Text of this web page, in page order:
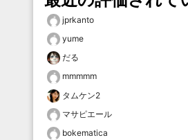
jprkanto
yume
だる
mmmmm
タムケン2
マサピエール
bokematica